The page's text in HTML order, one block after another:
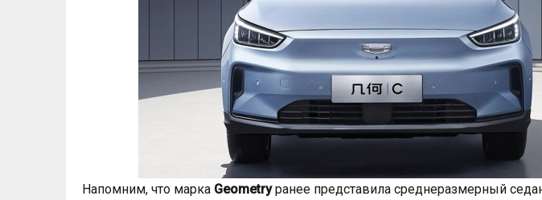
Напомним, что марка Geometryранее представила среднеразмерный